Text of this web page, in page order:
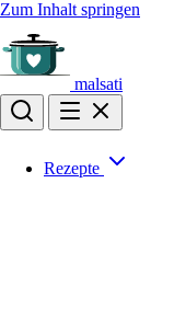
Zum Inhalt springen
malsati
Rezepte